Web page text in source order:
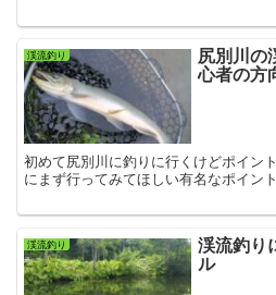
渓流釣り 尻別川の
心者の方
初めて尻別川に釣りに行くけどポイン
にまず行ってみてほしい有名なポイン
渓流釣り 渓流釣り
ル